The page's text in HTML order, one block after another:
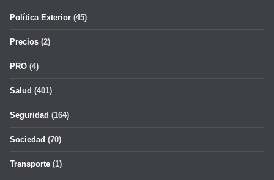
Política Exterior (45)
Precios (2)
PRO (4)
Salud (401)
Seguridad (164)
Sociedad (70)
Transporte (1)